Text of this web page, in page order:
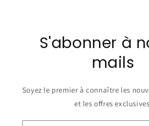
S'abonner à
mails
Soyez le premier à connaître les
et les offres